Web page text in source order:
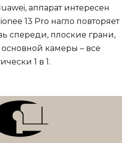
аппарат интересен
13 Pro нагло повторяет
спереди, плоские грани,
камеры – все
1 в 1.